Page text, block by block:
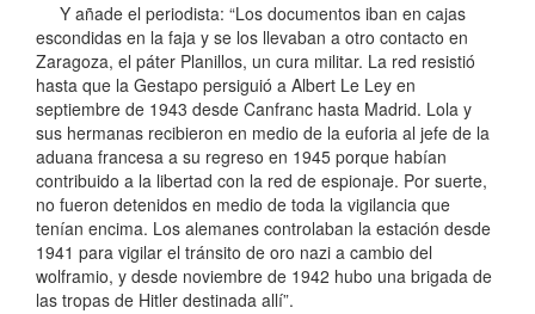
Y añade el periodista: “Los documentos iban en cajas
escondidas en la faja y se los llevaban a otro contacto en
Zaragoza, el páter Planillos, un cura militar. La red resistió
hasta que la Gestapo persiguió a Albert Le Ley en
septiembre de 1943 desde Canfranc hasta Madrid. Lola y
sus hermanas recibieron en medio de la euforia al jefe de la
aduana francesa a su regreso en 1945 porque habían
contribuido a la libertad con la red de espionaje. Por suerte,
no fueron detenidos en medio de toda la vigilancia que
tenían encima. Los alemanes controlaban la estación desde
1941 para vigilar el tránsito de oro nazi a cambio del
wolframio, y desde noviembre de 1942 hubo una brigada de
las tropas de Hitler destinada allí”.